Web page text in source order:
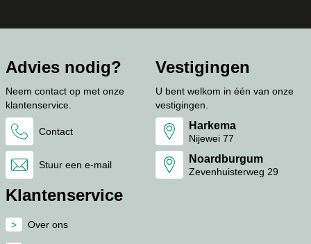
Advies nodig?
Neem contact op met onze
klantenservice.
Contact
Stuur een e-mail
Vestigingen
U bent welkom in één van onze
vestigingen.
Harkema
Nijewei 77
Noardburgum
Zevenhuisterweg 29
Klantenservice
Over ons